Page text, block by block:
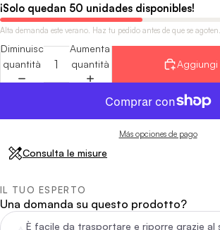
¡Solo quedan 50 unidades disponibles!
Alta demanda este verano. Haz tu pedido antes de que se agoten.
Diminuisci
quantità
Aumenta
quantità
Más opciones de pago
Consulta le misure
IL TUO ESPERTO
Una domanda su questo prodotto?
È facile da trasportare e riporre grazie al